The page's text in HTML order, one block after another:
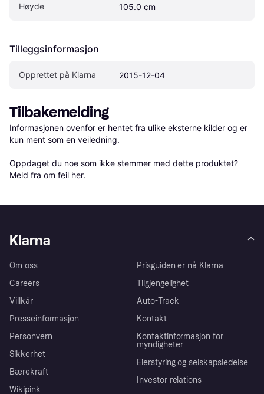
Høyde 105.0 cm
Tilleggsinformasjon
Opprettet på Klarna 2015-12-04
Tilbakemelding
Informasjonen ovenfor er hentet fra ulike eksterne kilder og er
kun ment som en veiledning.
Oppdaget du noe som ikke stemmer med dette produktet?
Meld fra om feil her.
Klarna
Om oss
Careers
Villkår
Presseinformasjon
Personvern
Sikkerhet
Bærekraft
Wikipink
Prisguiden er nå Klarna
Tilgjengelighet
Auto-Track
Kontakt
Kontaktinformasjon for
myndigheter
Eierstyring og selskapsledelse
Investor relations